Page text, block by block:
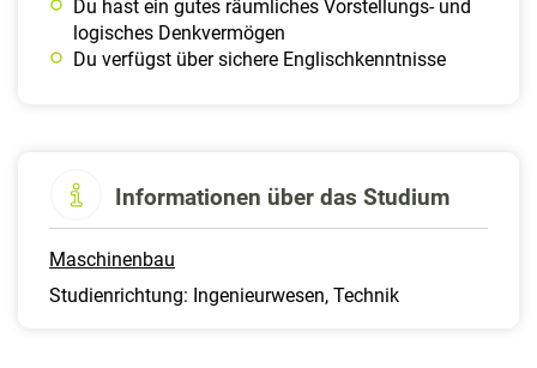
Du hast ein gutes räumliches Vorstellungs- und
logisches Denkvermögen
Du verfügst über sichere Englischkenntnisse
Informationen über das Studium
Maschinenbau
Studienrichtung: Ingenieurwesen, Technik